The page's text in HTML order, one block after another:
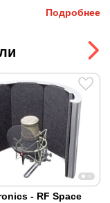
Подробнее
- RF Space